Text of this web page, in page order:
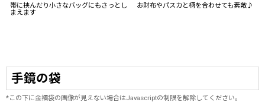
帯に挟んだり小さなバッグにもさっとし
まえます
お財布やパスカと柄を合わせても素敵♪
手鏡の袋
*この下に金襴袋の画像が見えない場合はJavascriptの制限を解除してください。